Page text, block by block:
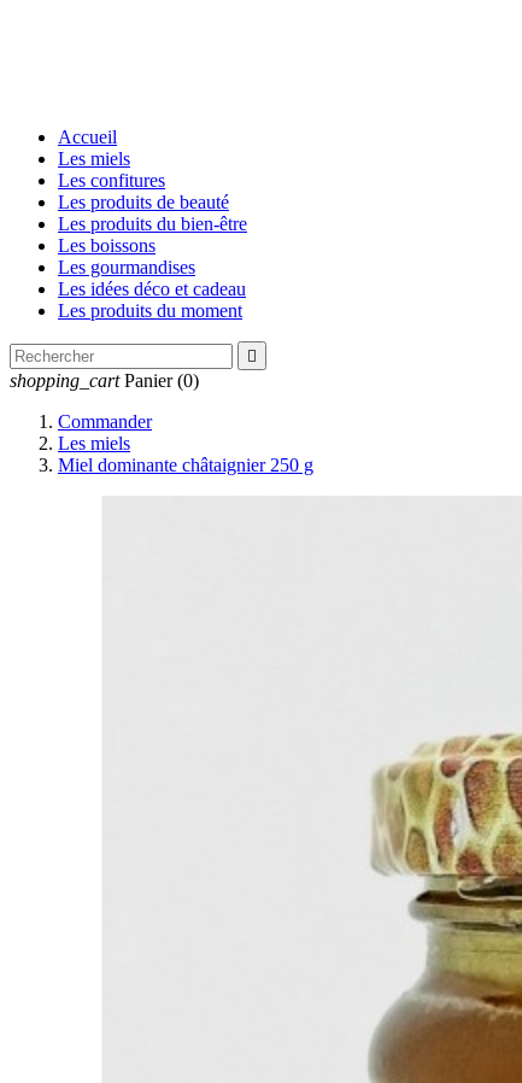
Accueil
Les miels
Les confitures
Les produits de beauté
Les produits du bien-être
Les boissons
Les gourmandises
Les idées déco et cadeau
Les produits du moment

shopping_cart Panier (0)
Commander
Les miels
Miel dominante châtaignier 250 g